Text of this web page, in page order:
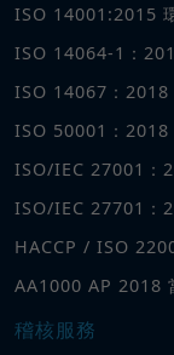
ISO 14001:2015
ISO 14064-1：
ISO 14067：2018
ISO 50001：2018
ISO/IEC 27001：
ISO/IEC 27701：
HACCP / ISO
AA1000 AP 2018
稽核服務